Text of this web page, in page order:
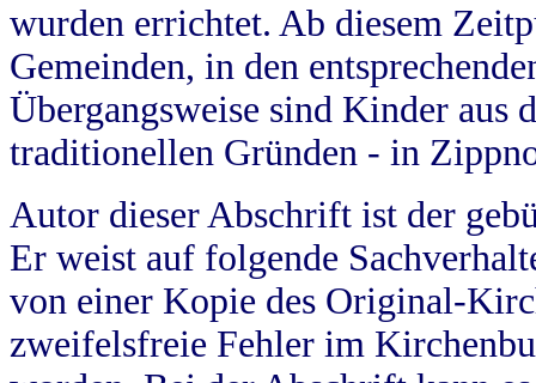
wurden errichtet. Ab diesem
Gemeinden, in den
Übergangsweise sind Kinder aus
traditionellen Gründen - in
Autor dieser Abschrift ist der
Er weist auf folgende
von einer Kopie des Original-
zweifelsfreie Fehler im